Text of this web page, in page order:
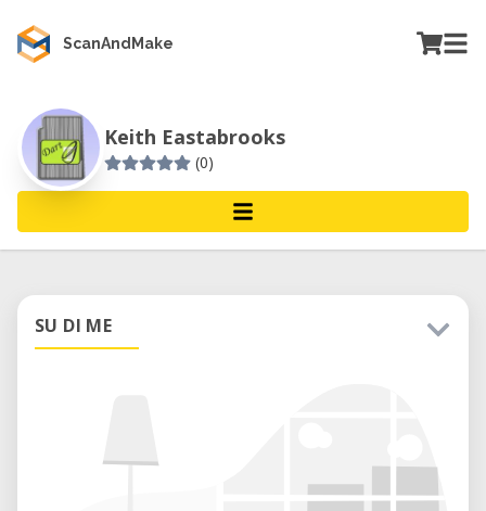
ScanAndMake
Keith Eastabrooks
(0)
SU DI ME